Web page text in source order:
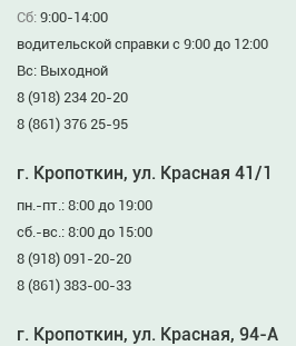
Сб: 9:00-14:00
водительской справки с 9:00 до 12:00
Вс: Выходной
8 (918) 234 20-20
8 (861) 376 25-95
г. Кропоткин, ул. Красная 41/1
пн.-пт.: 8:00 до 19:00
сб.-вс.: 8:00 до 15:00
8 (918) 091-20-20
8 (861) 383-00-33
г. Кропоткин, ул. Красная, 94-А